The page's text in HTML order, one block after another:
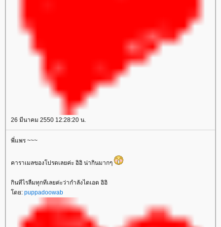
26 มีนาคม 2550 12:28:20 น.
พี่แพร ~~~
คาราเมลของโปรดเลยค่ะ อิอิ น่ากินมากๆ
กินทีไรลืมทุกทีเลยค่ะว่ากำลังไดเอต อิอิ
ดย: puppadoowab